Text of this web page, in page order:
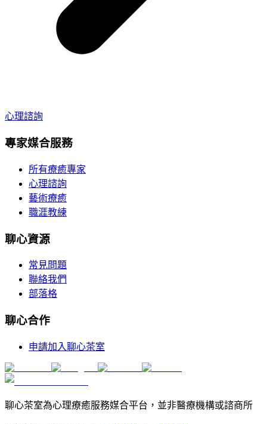
心理諮詢
專家媒合服務
所有療癒專家
心理諮詢
藝術療癒
職涯教練
聊心資源
常見問題
聯絡我們
部落格
聊心合作
申請加入聊心茶室
聊心茶室為心理療癒服務媒合平台，並非醫療機構或諮商所